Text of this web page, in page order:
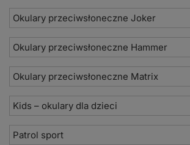
Okulary przeciwsłoneczne Joker
Okulary przeciwsłoneczne Hammer
Okulary przeciwsłoneczne Matrix
Kids – okulary dla dzieci
Patrol sport